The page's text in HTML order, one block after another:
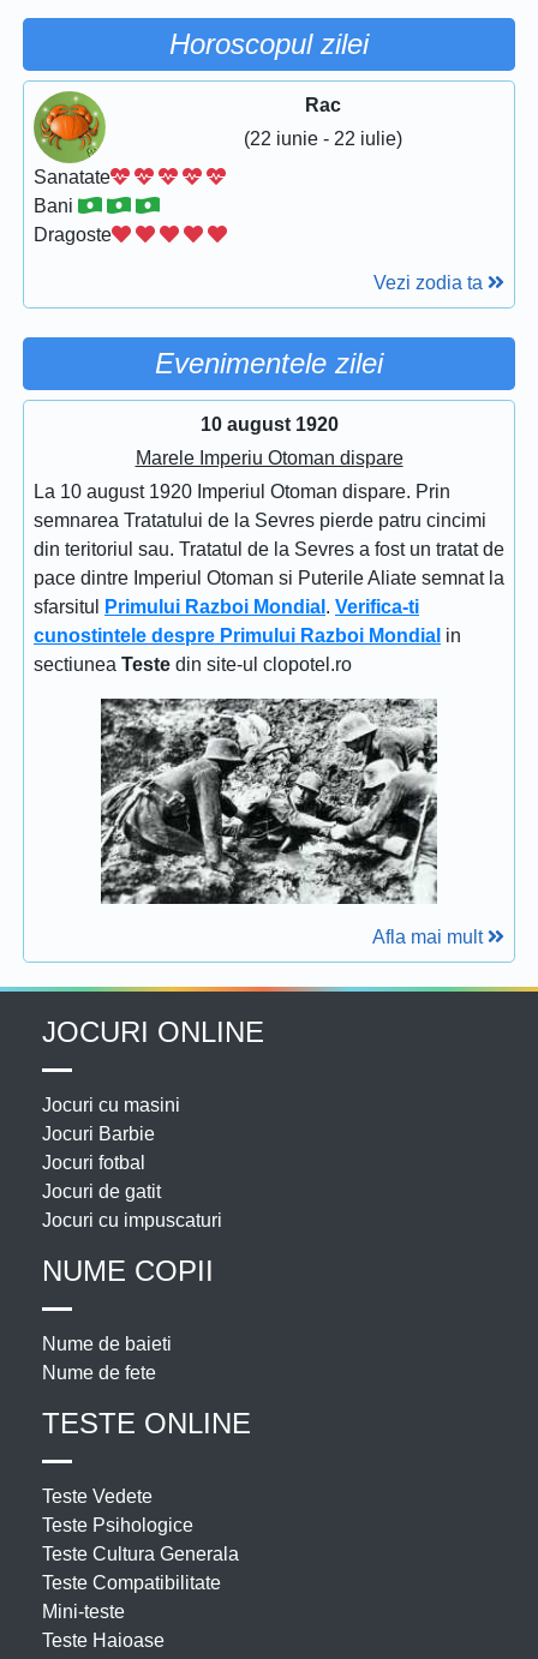
Horoscopul zilei
Rac
(22 iunie - 22 iulie)
Sanatate
Bani
Dragoste
Vezi zodia ta
Evenimentele zilei
10 august 1920
Marele Imperiu Otoman dispare
La 10 august 1920 Imperiul Otoman dispare. Prin
semnarea Tratatului de la Sevres pierde patru cincimi
din teritoriul sau. Tratatul de la Sevres a fost un tratat de
pace dintre Imperiul Otoman si Puterile Aliate semnat la
sfarsitul
Primului Razboi Mondial . Verifica-ti
cunostintele despre Primului Razboi Mondial in
sectiunea Teste din site-ul clopotel.ro
Afla mai mult
JOCURI ONLINE
Jocuri cu masini
Jocuri Barbie
Jocuri fotbal
Jocuri de gatit
Jocuri cu impuscaturi
NUME COPII
Nume de baieti
Nume de fete
TESTE ONLINE
Teste Vedete
Teste Psihologice
Teste Cultura Generala
Teste Compatibilitate
Mini-teste
Teste Haioase